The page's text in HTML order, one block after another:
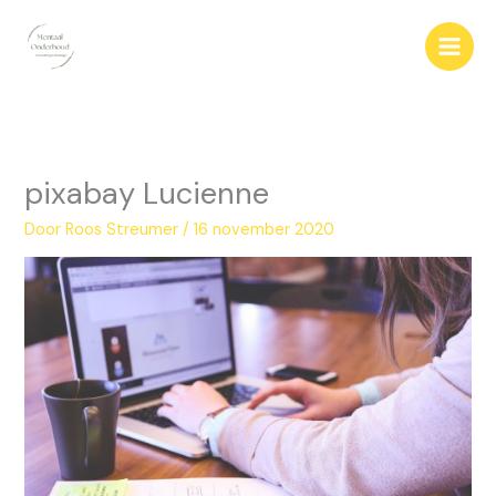
naar
pixabay Lucienne
DoorRoos Streumer/16 november 2020